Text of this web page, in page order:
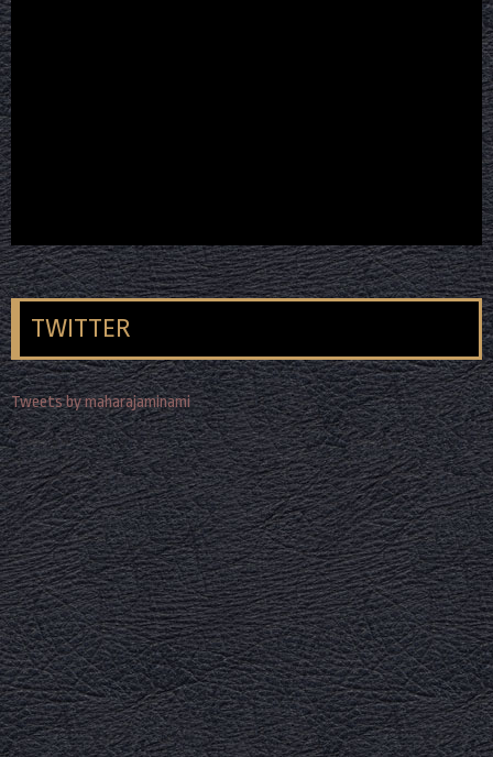
TWITTER
Tweets by maharajaminami